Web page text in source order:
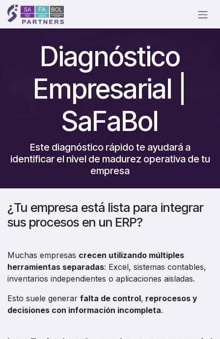
Ir al contenido
Diagnóstico
Empresarial |
SaFaBol
Este diagnóstico rápido te ayudará a
identificar el nivel de madurez operativa de tu
empresa
¿Tu empresa está lista para integrar
sus procesos en un ERP?
Muchas empresas crecen utilizando múltiples
herramientas separadas: Excel, sistemas contables,
inventarios independientes o aplicaciones aisladas.
Esto suele generar falta de control, reprocesos y
decisiones con información incompleta.